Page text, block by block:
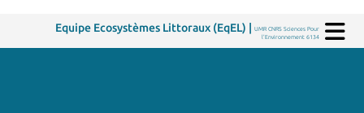
Equipe Ecosystèmes Littoraux (EqEL) |UMR CNRS Sciences Pour
l'Environnement 6134